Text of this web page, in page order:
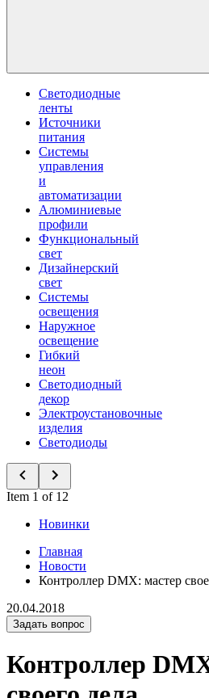
Светодиодные
ленты
Источники
питания
Системы
управления
и
автоматизации
Алюминиевые
профили
Функциональный
свет
Дизайнерский
свет
Системы
освещения
Наружное
освещение
Гибкий
неон
Светодиодный
декор
Электроустановочные
изделия
Светодиоды
Item 1 of 12
Новинки
Главная
Новости
Контроллер DMX: мастер
20.04.2018
Задать вопрос
Контроллер